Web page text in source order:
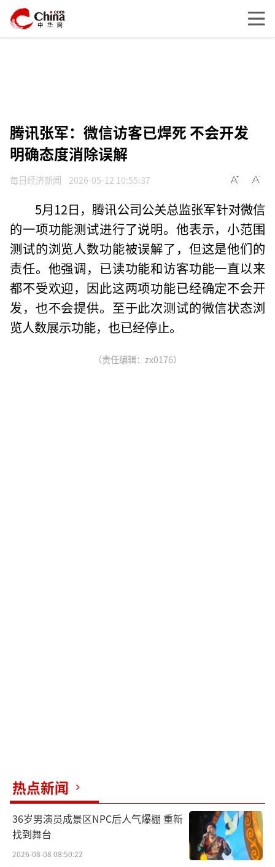
腾讯张军：微信访客已焊死 不会开发
明确态度消除误解
每日经济新闻 2026-05-12 10:55:37
5月12日，腾讯公司公关总监张军针对微信
的一项功能测试进行了说明。他表示，小范围
测试的浏览人数功能被误解了，但这是他们的
责任。他强调，已读功能和访客功能一直以来
都不受欢迎，因此这两项功能已经确定不会开
发，也不会提供。至于此次测试的微信状态浏
览人数展示功能，也已经停止。
（责任编辑：zx0176）
热点新闻
36岁男演员成景区NPC后人气爆棚 重新
找到舞台
2026-08-08 08:50:22